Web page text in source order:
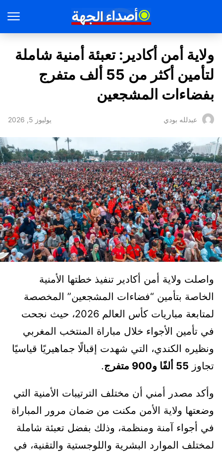
ولاية أمن أكادير: تعبئة أمنية شاملة
لتأمين أكثر من 55 ألف متفرج
بفضاءات المشجعين
عبدلله بودي يوليوز 5, 2026
واصلت ولاية أمن أكادير تنفيذ خطتها الأمنية
الخاصة بتأمين “فضاءات المشجعين” المخصصة
لمتابعة مباريات كأس العالم 2026، حيث نجحت
في تأمين الأجواء خلال مباراة المنتخب المغربي
ونظيره الكندي، التي شهدت إقبالًا جماهيريًا قياسيًا
تجاوز 55 ألفًا و900 متفرج .
وأكد مصدر أمني أن مختلف الترتيبات الأمنية التي
وضعتها ولاية الأمن مكنت من ضمان مرور المباراة
في أجواء آمنة ومنظمة، وذلك بفضل تعبئة شاملة
لمختلف الموارد البشرية واللوجستية والتقنية، في